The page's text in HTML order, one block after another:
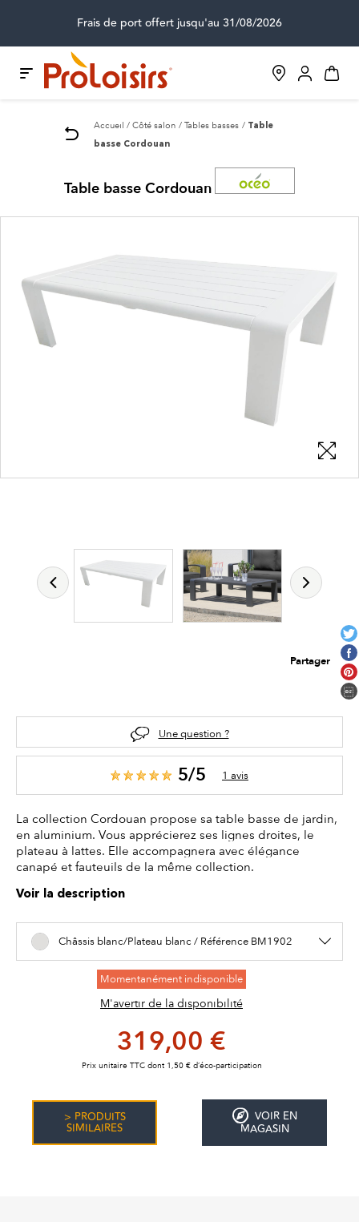
Frais de port offert jusqu'au 31/08/2026
Accueil Côté salon Tables basses Table
basse Cordouan
Table basse Cordouan
Partager
Une question ?
5/5 1 avis
La collection Cordouan propose sa table basse de jardin,
en aluminium. Vous apprécierez ses lignes droites, le
plateau à lattes. Elle accompagnera avec élégance
canapé et fauteuils de la même collection.
Voir la description
Châssis blanc/Plateau blanc / Référence BM1902
Momentanément indisponible
M'avertir de la disponibilité
319,00 €
Prix unitaire TTC dont 1,50 € d’éco-participation
> PRODUITS
SIMILAIRES
VOIR EN
MAGASIN